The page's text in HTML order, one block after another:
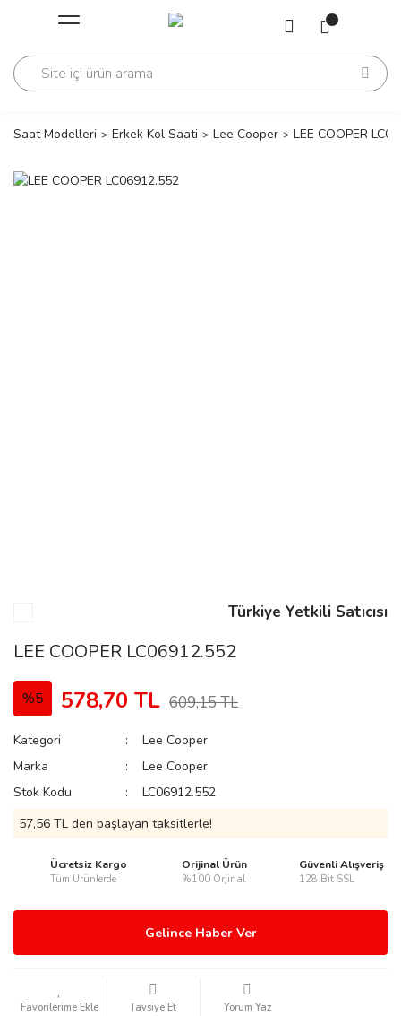
Geri Dön
Geri Dön
Saat Modelleri Erkek Kol Saati Lee Cooper LEE COOPER
Türkiye Yetkili Satıcısı
LEE COOPER LC06912.552
%5 578,70 TL 609,15 TL
Kategori
Lee Cooper
Marka
Lee Cooper
Stok Kodu
LC06912.552
57,56 TL den başlayan taksitlerle!
Ücretsiz Kargo
Tüm Ürünlerde
Orijinal Ürün
%100 Orjinal
Güvenli Alışveriş
128 Bit SSL
Gelince Haber Ver
Tavsiye Et Yorum Yaz